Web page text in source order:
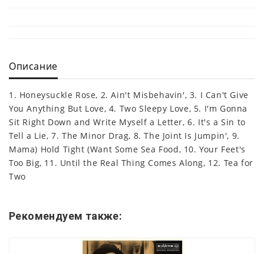
Описание
1. Honeysuckle Rose, 2. Ain't Misbehavin', 3. I Can't Give
You Anything But Love, 4. Two Sleepy Love, 5. I'm Gonna
Sit Right Down and Write Myself a Letter, 6. It's a Sin to
Tell a Lie, 7. The Minor Drag, 8. The Joint Is Jumpin', 9.
Mama) Hold Tight (Want Some Sea Food, 10. Your Feet's
Too Big, 11. Until the Real Thing Comes Along, 12. Tea for
Two
Рекомендуем также: